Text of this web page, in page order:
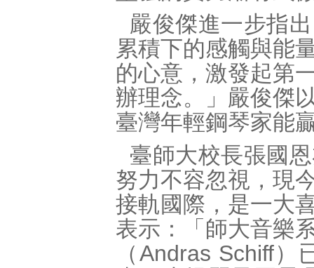
嚴俊傑進一步指
累積下的感觸與能
的心意，激發起第
辦理念。」嚴俊傑
臺灣年輕鋼琴家能
臺師大校長張國
努力不容忽視，現
接軌國際，是一大
表示：「師大音樂
（Andras Schiff